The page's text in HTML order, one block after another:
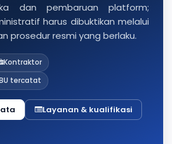
dan pembaruan platform;
harus dibuktikan melalui
prosedur resmi yang berlaku.
Kontraktor
tercatat
Layanan & kualifikasi